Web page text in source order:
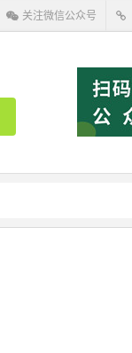
关注微信公众号